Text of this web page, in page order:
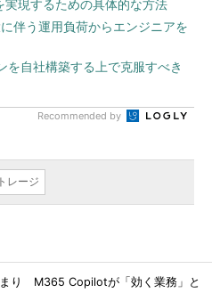
実現するための具体的な方法
伴う運用負荷からエンジニアを
を自社構築する上で克服すべき
Recommended by
レージ
り M365 Copilotが「効く業務」と